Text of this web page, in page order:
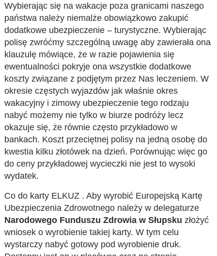
Wybierając się na wakacje poza granicami naszego
państwa należy niemalże obowiązkowo zakupić
dodatkowe ubezpieczenie – turystyczne. Wybierając
polisę zwróćmy szczególną uwagę aby zawierała ona
klauzulę mówiące, że w razie pojawienia się
ewentualności pokryje ona wszystkie dodatkowe
koszty związane z podjętym przez Nas leczeniem. W
okresie częstych wyjazdów jak właśnie okres
wakacyjny i zimowy ubezpieczenie tego rodzaju
nabyć możemy nie tylko w biurze podróży lecz
okazuje się, że równie często przykładowo w
bankach. Koszt przeciętnej polisy na jedną osobę do
kwestia kilku złotówek na dzień. Porównując więc go
do ceny przykładowej wycieczki nie jest to wysoki
wydatek.
Co do karty ELKUZ . Aby wyrobić Europejską Kartę
Ubezpieczenia Zdrowotnego należy w delegaturze
Narodowego Funduszu Zdrowia w Słupskuzłożyć
wniosek o wyrobienie takiej karty. W tym celu
wystarczy nabyć gotowy pod wyrobienie druk.